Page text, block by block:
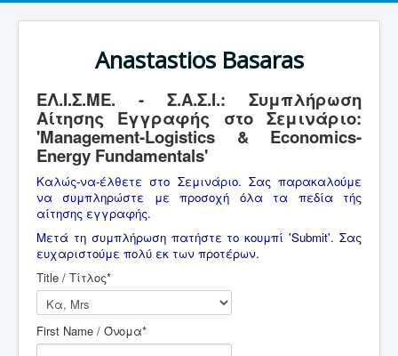
Anastastios Basaras
ΕΛ.Ι.Σ.ΜΕ. - Σ.Α.Σ.Ι.: Συμπλήρωση
Αίτησης Εγγραφής στο Σεμινάριο:
'Management-Logistics & Economics-
Energy Fundamentals'
Καλώς-να-έλθετε στο Σεμινάριο. Σας παρακαλούμε
να συμπληρώστε με προσοχή όλα τα πεδία τής
αίτησης εγγραφής.
Μετά τη συμπλήρωση πατήστε το κουμπί 'Submit'. Σας
ευχαριστούμε πολύ εκ των προτέρων.
Title / Τίτλος*
First Name / Όνομα*